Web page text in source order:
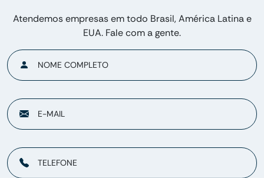
Atendemos empresas em todo Brasil, América Latina e
EUA. Fale com a gente.
NOME COMPLETO
E-MAIL
TELEFONE